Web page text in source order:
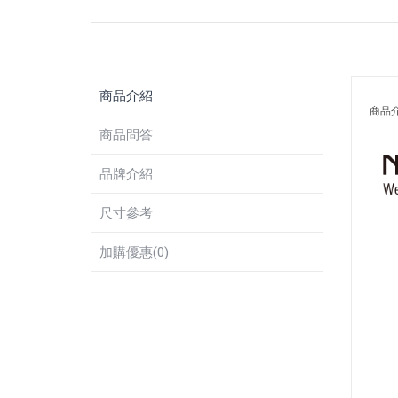
商品介紹
商品問答
品牌介紹
尺寸參考
加購優惠(0)
商品